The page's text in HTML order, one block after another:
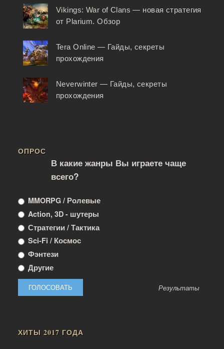
Vikings: War of Clans — новая стратегия
от Plarium. Обзор
Tera Online — Гайды, секреты
прохождения
Neverwinter — Гайды, секреты
прохождения
ОПРОС
В какие жанры Вы играете чаще
всего?
MMORPG / Ролевые
Action, 3D - шутеры
Стратегии / Тактика
Sci-Fi / Космос
Фэнтези
Другие
Результаты
ХИТЫ 2017 ГОДА